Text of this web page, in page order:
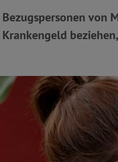
Bezugspersonen von
Krankengeld